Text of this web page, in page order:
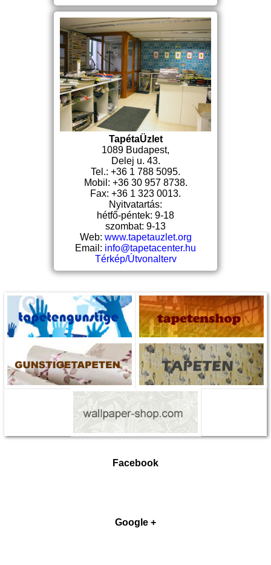
TapétaÜzlet
1089 Budapest,
Delej u. 43.
Tel.: +36 1 788 5095.
Mobil: +36 30 957 8738.
Fax: +36 1 323 0013.
Nyitvatartás:
hétfő-péntek: 9-18
szombat: 9-13
Web: www.tapetauzlet.org
Email: info@tapetacenter.hu
Térkép/Útvonalterv
Facebook
Google +